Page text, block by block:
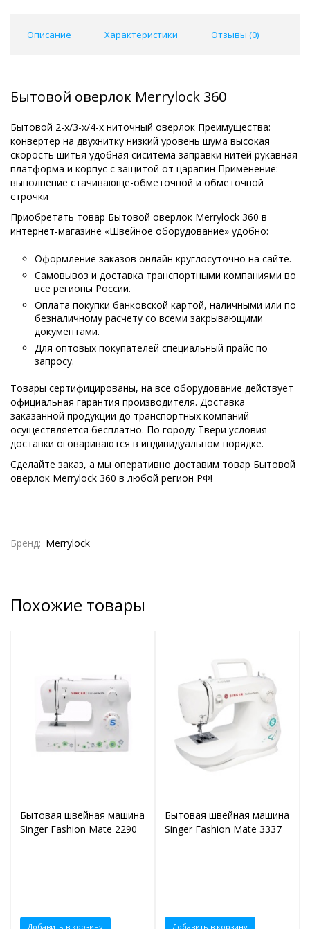
Описание Характеристики Отзывы (0)
Бытовой оверлок Merrylock 360
Бытовой 2-х/3-х/4-х ниточный оверлок Преимущества:
конвертер на двухнитку низкий уровень шума высокая
скорость шитья удобная сиситема заправки нитей рукавная
платформа и корпус с защитой от царапин Применение:
выполнение стачивающе-обметочной и обметочной
строчки
Приобретать товар Бытовой оверлок Merrylock 360 в
интернет-магазине «Швейное оборудование» удобно:
Оформление заказов онлайн круглосуточно на сайте.
Самовывоз и доставка транспортными компаниями во
все регионы России.
Оплата покупки банковской картой, наличными или по
безналичному расчету со всеми закрывающими
документами.
Для оптовых покупателей специальный прайс по
запросу.
Товары сертифицированы, на все оборудование действует
официальная гарантия производителя. Доставка
заказанной продукции до транспортных компаний
осуществляется бесплатно. По городу Твери условия
доставки оговариваются в индивидуальном порядке.
Сделайте заказ, а мы оперативно доставим товар Бытовой
оверлок Merrylock 360 в любой регион РФ!
Бренд: Merrylock
Похожие товары
Бытовая швейная машина
Singer Fashion Mate 2290
Добавить в корзину
Бытовая швейная машина
Singer Fashion Mate 3337
Добавить в корзину